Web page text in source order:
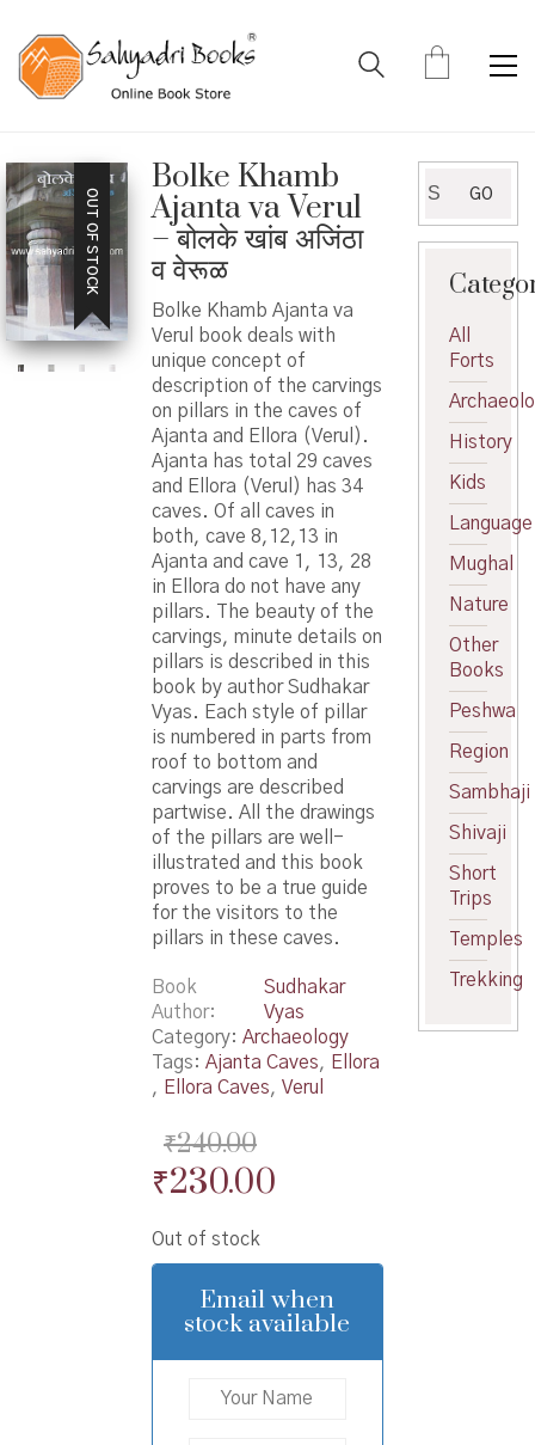
OUT OF STOCK
Bolke Khamb
Ajanta va Verul
– बोलके खांब अजिंठा
व वेरूळ
Bolke Khamb Ajanta va
Verul book deals with
unique concept of
description of the carvings
on pillars in the caves of
Ajanta and Ellora (Verul).
Ajanta has total 29 caves
and Ellora (Verul) has 34
caves. Of all caves in
both, cave 8,12,13 in
Ajanta and cave 1, 13, 28
in Ellora do not have any
pillars. The beauty of the
carvings, minute details on
pillars is described in this
book by author Sudhakar
Vyas. Each style of pillar
is numbered in parts from
roof to bottom and
carvings are described
partwise. All the drawings
of the pillars are well-
illustrated and this book
proves to be a true guide
for the visitors to the
pillars in these caves.
Book
Author
Sudhakar
Vyas
Category: Archaeology
Tags: Ajanta Caves, Ellora
, Ellora Caves, Verul
₹240.00
Original
was:
₹240.00.
₹230.00Current
is:
₹230.00.
Out of stock
Email when
stock available
for:
GO
All
Forts
History
Kids
Language
Mughal
Nature
Other
Books
Peshwa
Region
Sambhaji
Shivaji
Short
Trips
Temples
Trekking